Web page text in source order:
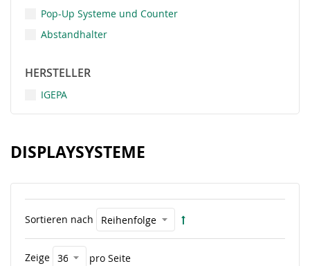
DISPLAYSYSTEME
Sortieren nach
Zeige pro Seite
Pop-Up Systeme und Counter
Abstandhalter
HERSTELLER
IGEPA